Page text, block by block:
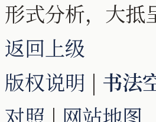
形式分析，大抵
返回上级
版权说明 | 书法
对照 | 网站地图